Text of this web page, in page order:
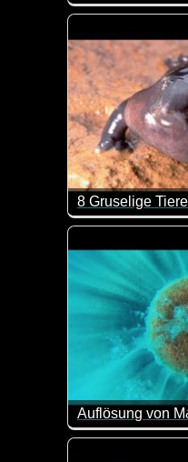
Klasse Video, in
Diese Tiere sind
Auflösung von
Sieht das nicht